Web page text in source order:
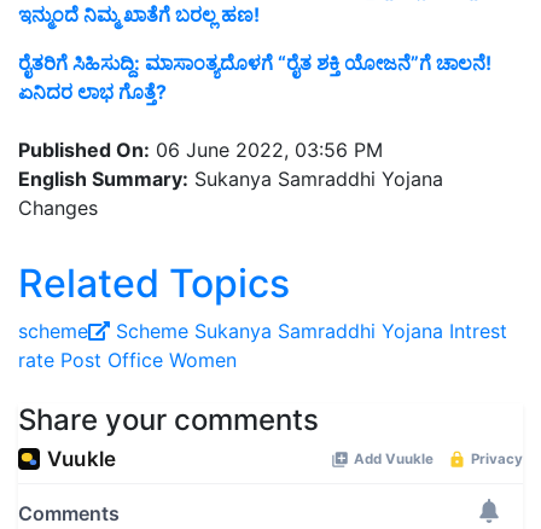
ಇನ್ಮುಂದೆ ನಿಮ್ಮ ಖಾತೆಗೆ ಬರಲ್ಲ ಹಣ!
ರೈತರಿಗೆ ಸಿಹಿಸುದ್ದಿ: ಮಾಸಾಂತ್ಯದೊಳಗೆ “ರೈತ ಶಕ್ತಿ ಯೋಜನೆ”ಗೆ ಚಾಲನೆ!
ಏನಿದರ ಲಾಭ ಗೊತ್ತೆ?
Published On: 06 June 2022, 03:56 PM
English Summary: Sukanya Samraddhi Yojana
Changes
Related Topics
scheme Scheme Sukanya Samraddhi Yojana Intrest
rate Post Office Women
Share your comments